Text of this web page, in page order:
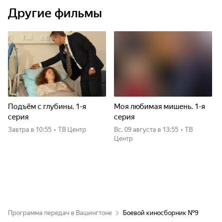
Другие фильмы
Подъём с глубины. 1-я
серия
Завтра в 10:55 • ТВ Центр
Моя любимая мишень. 1-я
серия
вс, 09 августа в 13:55 • ТВ
Центр
Программа передач в Вашингтоне Боевой киносборник №9